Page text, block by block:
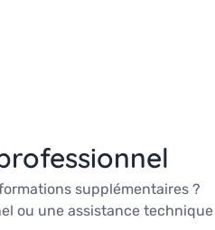
supplémentaires ?
ou une assistance technique